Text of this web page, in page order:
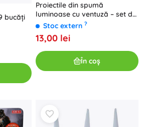
bucăți
Proiectile din spumă
luminoase cu ventuză – set de
20 buc
Stoc extern ?
13,00 lei
În coș